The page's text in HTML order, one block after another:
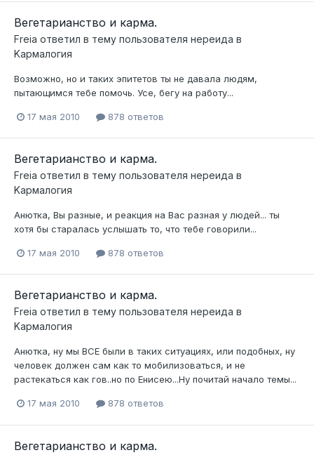
Вегетарианство и карма.
Freia ответил в тему пользователя нереида в
Kармалогия
Возможно, но и таких эпитетов ты не давала людям,
пытающимся тебе помочь. Усе, бегу на работу...
17 мая 2010 878 ответов
Вегетарианство и карма.
Freia ответил в тему пользователя нереида в
Kармалогия
Анютка, Вы разные, и реакция на Вас разная у людей... ты
хотя бы старалась услышать то, что тебе говорили...
17 мая 2010 878 ответов
Вегетарианство и карма.
Freia ответил в тему пользователя нереида в
Kармалогия
Анютка, ну мы ВСЕ были в таких ситуациях, или подобных, ну
человек должен сам как то мобилизоваться, и не
растекаться как гов..но по Енисею...Ну почитай начало темы...
17 мая 2010 878 ответов
Вегетарианство и карма.